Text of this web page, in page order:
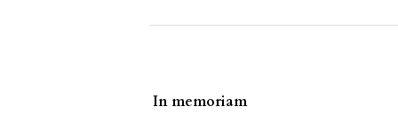
In memoriam